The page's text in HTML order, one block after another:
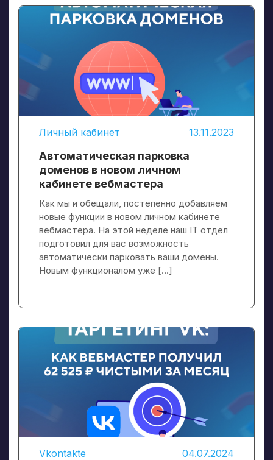
Личный кабинет 13.11.2023
Автоматическая парковка
доменов в новом личном
кабинете вебмастера
Как мы и обещали, постепенно добавляем
новые функции в новом личном кабинете
вебмастера. На этой неделе наш IT отдел
подготовил для вас возможность
автоматически парковать ваши домены.
Новым функционалом уже […]
Vkontakte 04.07.2024